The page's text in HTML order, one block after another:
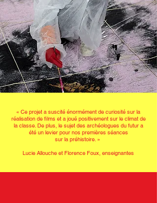
« Ce projet a suscité énormément de curiosité sur la
réalisation de films et a joué positivement sur le climat de
la classe. De plus, le sujet des archéologues du futur a
été un levier pour nos premières séances
sur la préhistoire. »
Lucie Allouche et Florence Foux, enseignantes